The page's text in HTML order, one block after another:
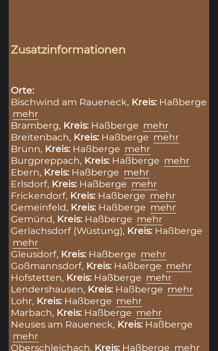
Zusatzinformationen
Orte:
Bischwind am Raueneck, Kreis: Haßberge
mehr
Bramberg, Kreis: Haßberge mehr
Breitenbach, Kreis: Haßberge mehr
Brünn, Kreis: Haßberge mehr
Burgpreppach, Kreis: Haßberge mehr
Ebern, Kreis: Haßberge mehr
Erlsdorf, Kreis: Haßberge mehr
Frickendorf, Kreis: Haßberge mehr
Gemeinfeld, Kreis: Haßberge mehr
Gemünd, Kreis: Haßberge mehr
Gerlachsdorf (Wüstung), Kreis: Haßberge
mehr
Gleusdorf, Kreis: Haßberge mehr
Goßmannsdorf, Kreis: Haßberge mehr
Hofstetten, Kreis: Haßberge mehr
Lendershausen, Kreis: Haßberge mehr
Lohr, Kreis: Haßberge mehr
Marbach, Kreis: Haßberge mehr
Neuses am Raueneck, Kreis: Haßberge
mehr
Oberschleichach, Kreis: Haßberge mehr